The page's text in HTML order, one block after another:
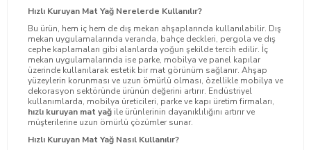
Hızlı Kuruyan Mat Yağ Nerelerde Kullanılır?
Bu ürün, hem iç hem de dış mekan ahşaplarında kullanılabilir. Dış
mekan uygulamalarında veranda, bahçe deckleri, pergola ve dış
cephe kaplamaları gibi alanlarda yoğun şekilde tercih edilir. İç
mekan uygulamalarında ise parke, mobilya ve panel kapılar
üzerinde kullanılarak estetik bir mat görünüm sağlanır. Ahşap
yüzeylerin korunması ve uzun ömürlü olması, özellikle mobilya ve
dekorasyon sektöründe ürünün değerini artırır. Endüstriyel
kullanımlarda, mobilya üreticileri, parke ve kapı üretim firmaları,
hızlı kuruyan mat yağ ile ürünlerinin dayanıklılığını artırır ve
müşterilerine uzun ömürlü çözümler sunar.
Hızlı Kuruyan Mat Yağ Nasıl Kullanılır?